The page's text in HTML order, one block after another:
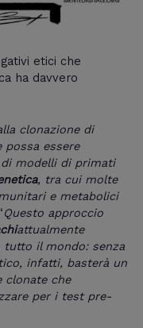
etici che
ha davvero
clonazione di
essere
modelli di primati
, tra cui molte
e metabolici
Questo approccio
attualmente
il mondo: senza
infatti, basterà un
clonate che
per i test pre-